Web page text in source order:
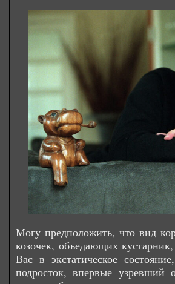
Могу предположить, что вид
козочек, объедающих
Вас в экстатическое
подросток, впервые